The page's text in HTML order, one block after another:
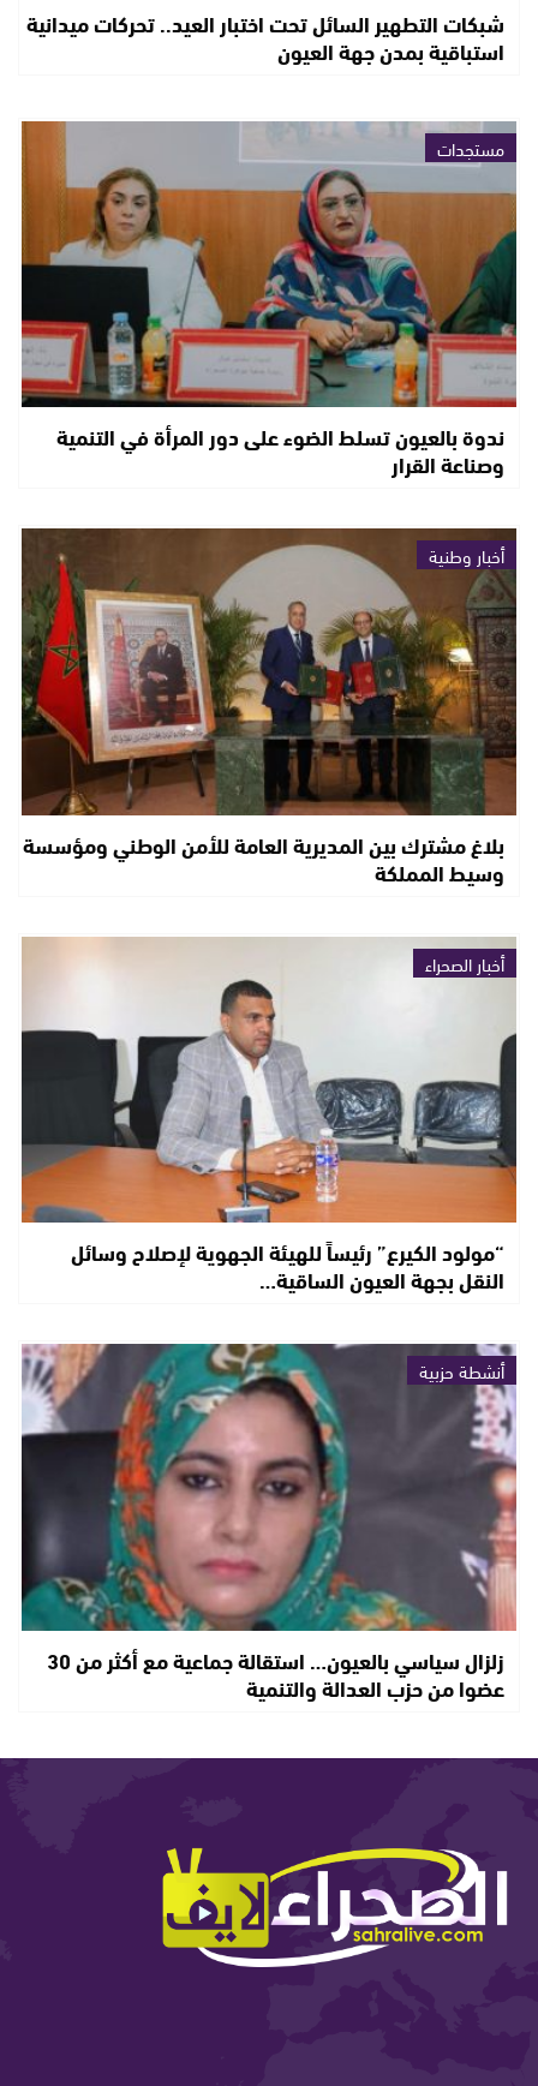
شبكات التطهير السائل تحت اختبار العيد.. تحركات ميدانية
استباقية بمدن جهة العيون
مستجدات
ندوة بالعيون تسلط الضوء على دور المرأة في التنمية
وصناعة القرار
أخبار وطنية
بلاغ مشترك بين المديرية العامة للأمن الوطني ومؤسسة
وسيط المملكة
أخبار الصحراء
“مولود الكيرع” رئيساً للهيئة الجهوية لإصلاح وسائل
النقل بجهة العيون الساقية…
أنشطة حزبية
زلزال سياسي بالعيون… استقالة جماعية مع أكثر من 30
عضوا من حزب العدالة والتنمية